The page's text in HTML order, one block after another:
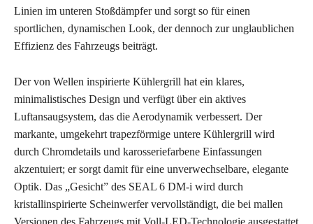
Linien im unteren Stoßdämpfer und sorgt so für einen
sportlichen, dynamischen Look, der dennoch zur unglaublichen
Effizienz des Fahrzeugs beiträgt.
Der von Wellen inspirierte Kühlergrill hat ein klares,
minimalistisches Design und verfügt über ein aktives
Luftansaugsystem, das die Aerodynamik verbessert. Der
markante, umgekehrt trapezförmige untere Kühlergrill wird
durch Chromdetails und karosseriefarbene Einfassungen
akzentuiert; er sorgt damit für eine unverwechselbare, elegante
Optik. Das „Gesicht” des SEAL 6 DM-i wird durch
kristallinspirierte Scheinwerfer vervollständigt, die bei mallen